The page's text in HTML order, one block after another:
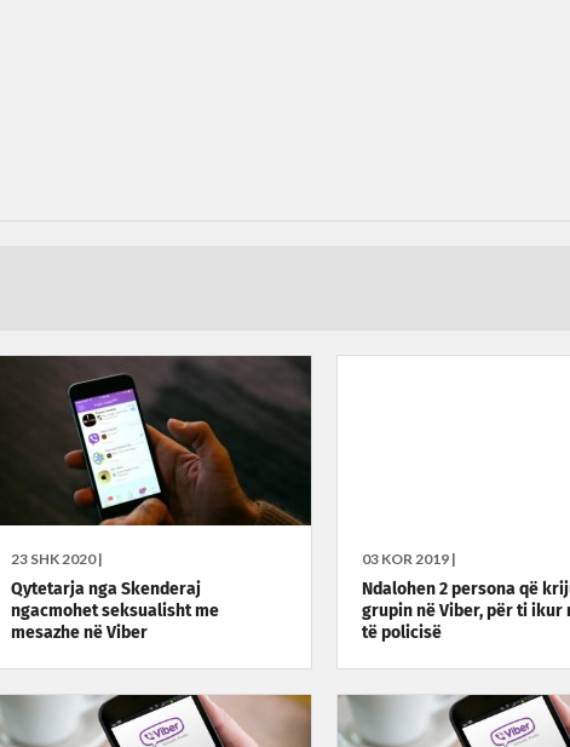
23 SHK 2020 |
Qytetarja nga Skenderaj
ngacmohet seksualisht me
mesazhe në Viber
03 KOR 2019 |
Ndalohen 2 persona që
grupin në Viber, për ti ikur
të policisë